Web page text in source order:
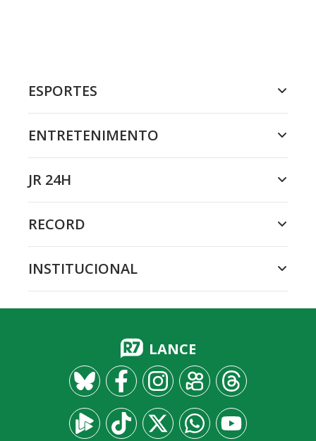
ESPORTES
ENTRETENIMENTO
JR 24H
RECORD
INSTITUCIONAL
LANCE